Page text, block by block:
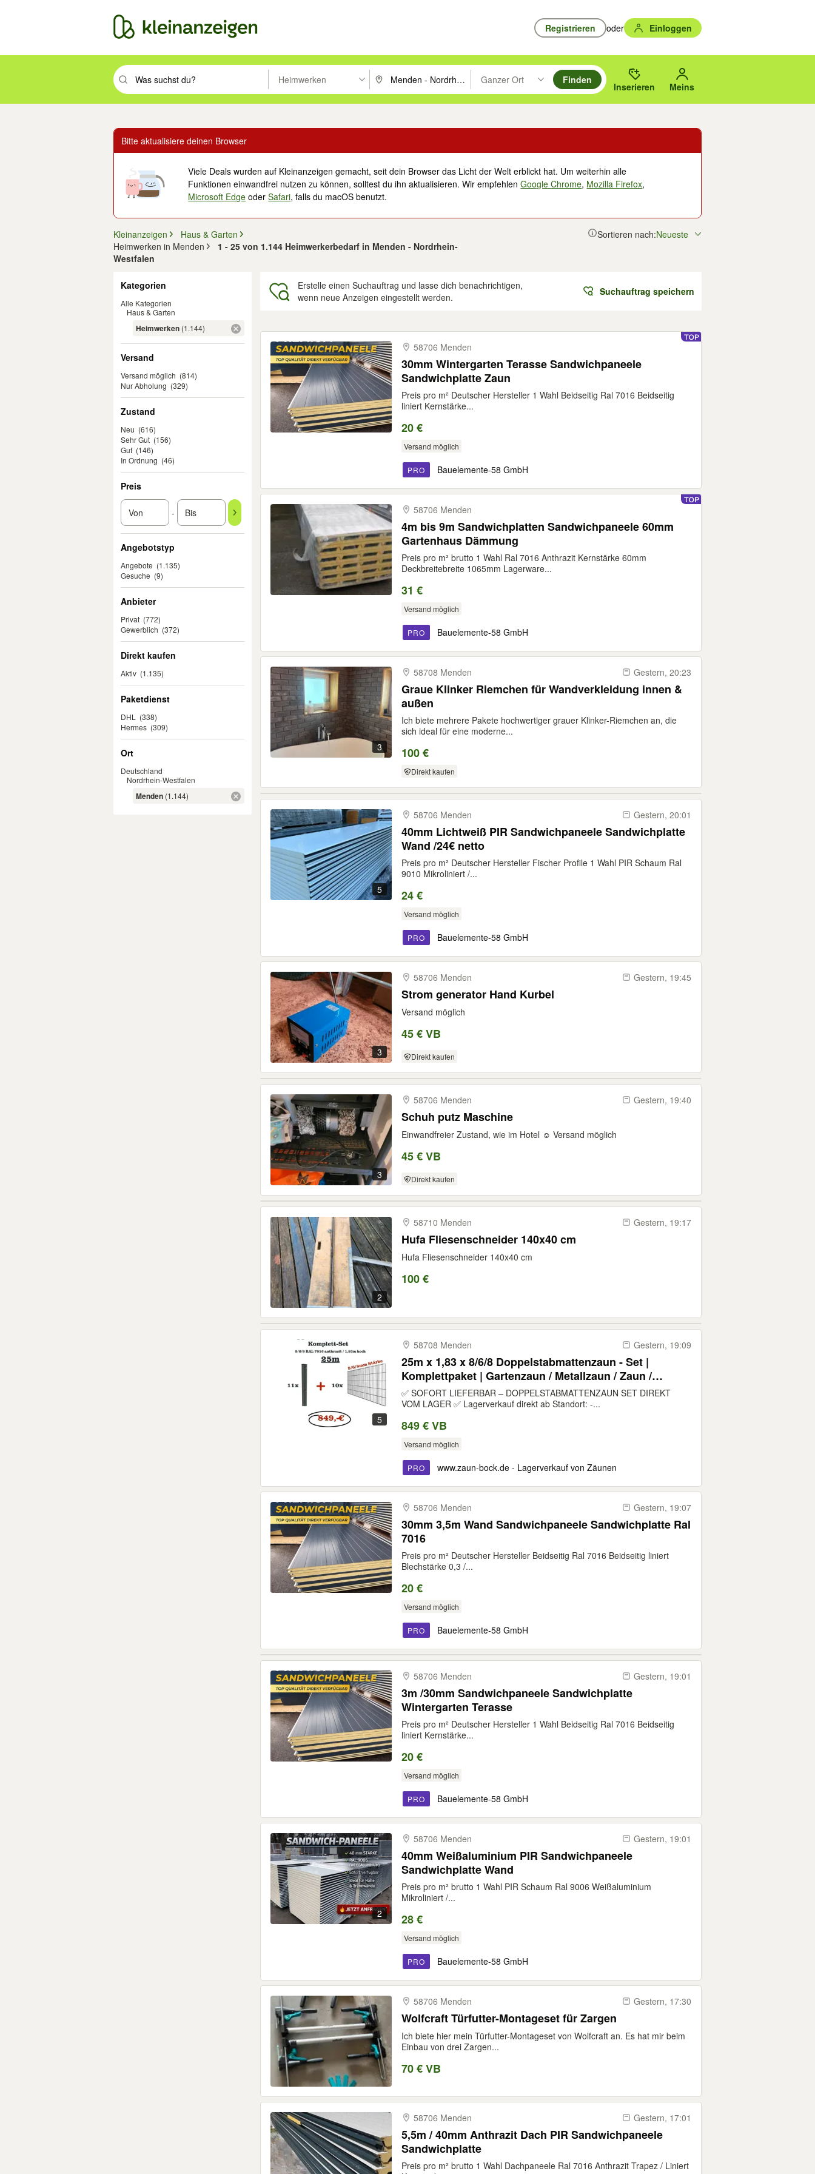
Registrieren oder Einloggen
Suchbegriff eingeben. Eingabetaste drücken um zu suchen, oder Vorschläge mit den Pfeiltasten nach oben/unten durchsuchen und mit Eingabetaste auswählen.
Heimwerken PLZ oder Ort eingeben. Eingabetaste drücken um zu suchen, oder Vorschläge mit den Pfeiltasten nach oben/
Ganzer Ort
Suche im Umkreis des gewählten Orts oder PLZ.
Finden
Inserieren Meins
Bitte aktualisiere deinen Browser
Viele Deals wurden auf Kleinanzeigen gemacht, seit dein Browser das Licht der Welt erblickt hat. Um weiterhin alle
Funktionen einwandfrei nutzen zu können, solltest du ihn aktualisieren. Wir empfehlenGoogle Chrome, Mozilla Firefox,
Microsoft Edge oderSafari, falls du macOS benutzt.
Kleinanzeigen
Haus & Garten
Heimwerken in Menden
1 - 25 von 1.144 Heimwerkerbedarf in Menden - Nordrhein-
Westfalen
Sortieren nach:Neueste
Kategorien
Alle Kategorien
Haus & Garten
Heimwerken (1.144)
Versand
Versand möglich (814)
Nur Abholung (329)
Zustand
Neu (616)
Sehr Gut (156)
Gut (146)
In Ordnung (46)
Preis
-
Angebotstyp
Angebote (1.135)
Gesuche (9)
Anbieter
Privat (772)
Gewerblich (372)
Direkt kaufen
Aktiv (1.135)
Paketdienst
DHL
(338)
Hermes (309)
Ort
Deutschland
Nordrhein-Westfalen
Menden (1.144)
Erstelle einen Suchauftrag und lasse dich benachrichtigen,
wenn neue Anzeigen eingestellt werden.
Suchauftrag speichern
58706 Menden
30mm Wintergarten Terasse Sandwichpaneele
Sandwichplatte Zaun
Preis pro m² Deutscher Hersteller 1 Wahl Beidseitig Ral 7016 Beidseitig
liniert Kernstärke...
20 €
Versand möglich
PRO Bauelemente-58 GmbH
58706 Menden
4m bis 9m Sandwichplatten Sandwichpaneele 60mm
Gartenhaus Dämmung
Preis pro m² brutto 1 Wahl Ral 7016 Anthrazit Kernstärke 60mm
Deckbreitebreite 1065mm Lagerware...
31 €
Versand möglich
PRO Bauelemente-58 GmbH
3
58708 Menden Gestern, 20:23
Graue Klinker Riemchen für Wandverkleidung innen &
außen
Ich biete mehrere Pakete hochwertiger grauer Klinker-Riemchen an, die
sich ideal für eine moderne...
100 €
Direkt kaufen
5
58706 Menden Gestern, 20:01
40mm Lichtweiß PIR Sandwichpaneele Sandwichplatte
Wand /24€ netto
Preis pro m² Deutscher Hersteller Fischer Profile 1 Wahl PIR Schaum Ral
9010 Mikroliniert /...
24 €
Versand möglich
PRO Bauelemente-58 GmbH
3
58706 Menden Gestern, 19:45
Strom generator Hand Kurbel
Versand möglich
45 € VB
Direkt kaufen
3
58706 Menden Gestern, 19:40
Schuh putz Maschine
Einwandfreier Zustand, wie im Hotel ☺️ Versand möglich
45 € VB
Direkt kaufen
2
58710 Menden Gestern, 19:17
Hufa Fliesenschneider 140x40 cm
Hufa Fliesenschneider 140x40 cm
100 €
5
58708 Menden Gestern, 19:09
25m x 1,83 x 8/6/8 Doppelstabmattenzaun - Set |
Komplettpaket | Gartenzaun / Metallzaun / Zaun /
Stabgitter / Zaun
✅ SOFORT LIEFERBAR – DOPPELSTABMATTENZAUN SET DIREKT
VOM LAGER ✅ Lagerverkauf direkt ab Standort: -...
849 € VB
Versand möglich
PRO www.zaun-bock.de - Lagerverkauf von Zäunen
58706 Menden Gestern, 19:07
30mm 3,5m Wand Sandwichpaneele Sandwichplatte Ral
7016
Preis pro m² Deutscher Hersteller Beidseitig Ral 7016 Beidseitig liniert
Blechstärke 0,3 /...
20 €
Versand möglich
PRO Bauelemente-58 GmbH
58706 Menden Gestern, 19:01
3m /30mm Sandwichpaneele Sandwichplatte
Wintergarten Terasse
Preis pro m² Deutscher Hersteller 1 Wahl Beidseitig Ral 7016 Beidseitig
liniert Kernstärke...
20 €
Versand möglich
PRO Bauelemente-58 GmbH
2
58706 Menden Gestern, 19:01
40mm Weißaluminium PIR Sandwichpaneele
Sandwichplatte Wand
Preis pro m² brutto 1 Wahl PIR Schaum Ral 9006 Weißaluminium
Mikroliniert /...
28 €
Versand möglich
PRO Bauelemente-58 GmbH
58706 Menden Gestern, 17:30
Wolfcraft Türfutter-Montageset für Zargen
Ich biete hier mein Türfutter-Montageset von Wolfcraft an. Es hat mir beim
Einbau von drei Zargen...
70 € VB
58706 Menden Gestern, 17:01
5,5m / 40mm Anthrazit Dach PIR Sandwichpaneele
Sandwichplatte
Preis pro m² brutto 1 Wahl Dachpaneele Ral 7016 Anthrazit Trapez / Liniert